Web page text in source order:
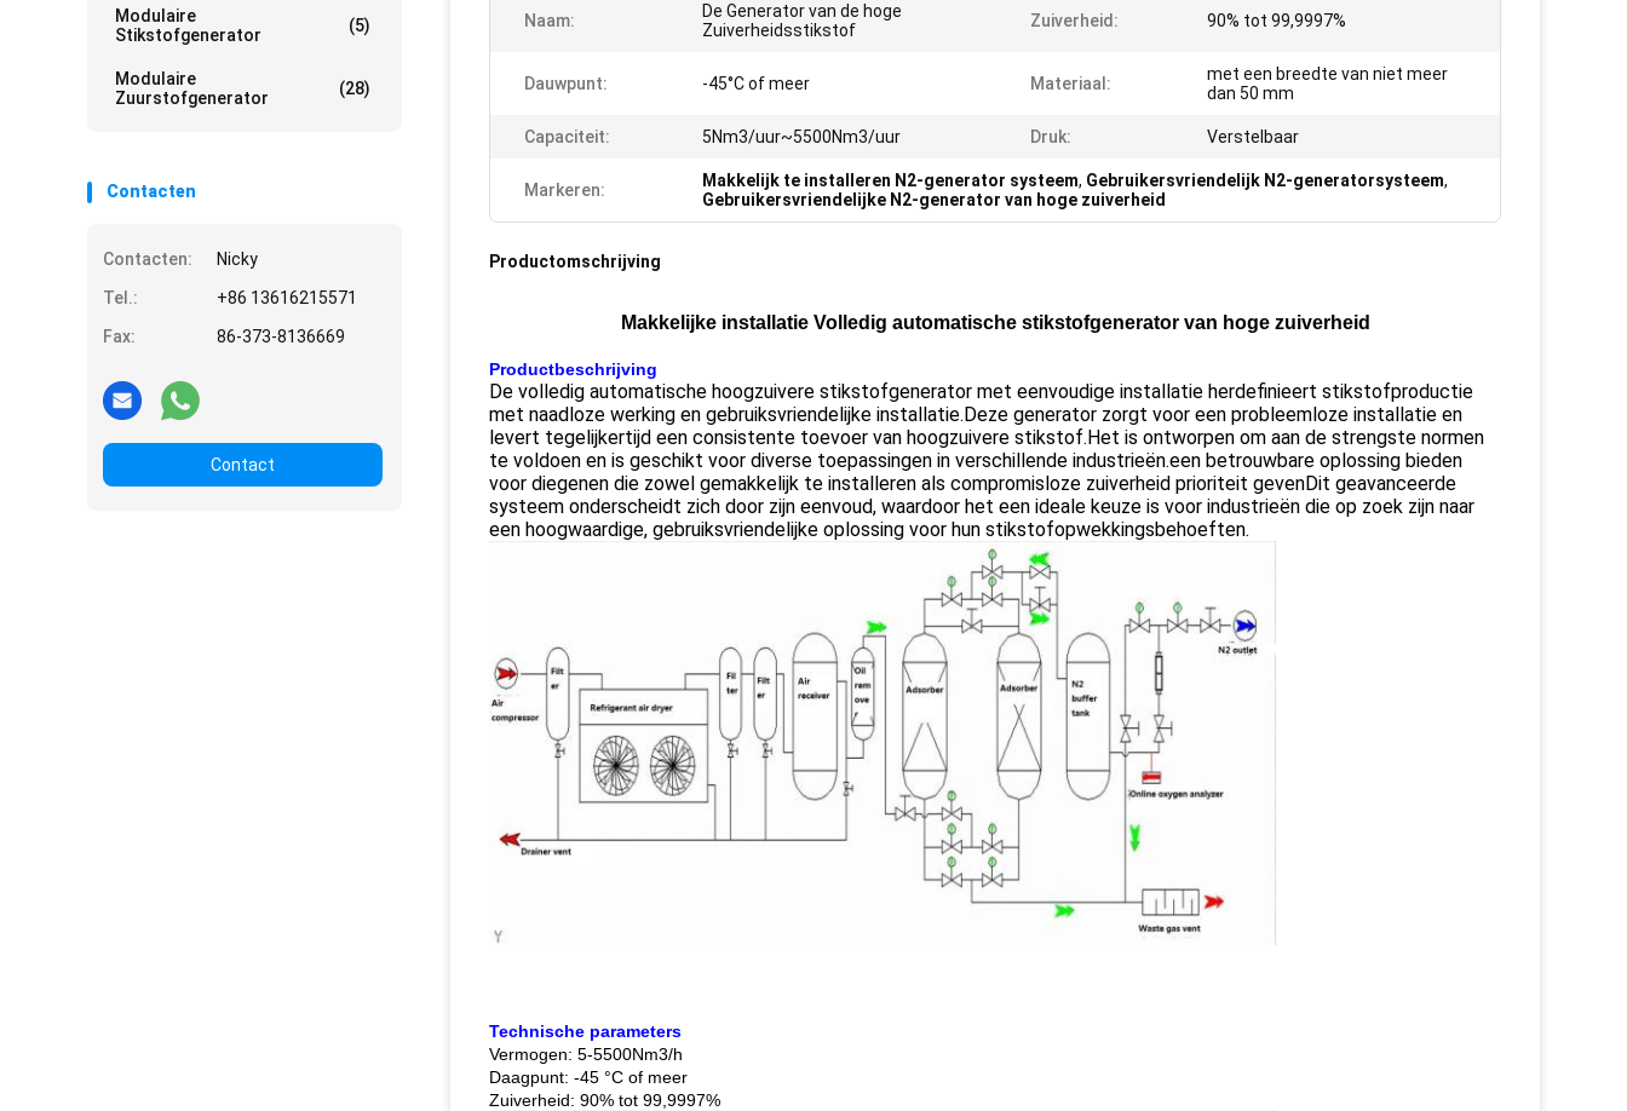
Modulaire
Stikstofgenerator
(5)
Modulaire
Zuurstofgenerator
(28)
Contacten
Contacten:
Nicky
Tel.:
+86 13616215571
Fax:
86-373-8136669
Contact
Naam:
De Generator van de hoge
Zuiverheidsstikstof
Zuiverheid: 90% tot 99,9997%
Dauwpunt: -45°C of meer Materiaal:
met een breedte van niet meer
dan 50 mm
Capaciteit: 5Nm3/uur~5500Nm3/uur Druk: Verstelbaar
Markeren: Makkelijk te installeren N2-generator systeem, Gebruikersvriendelijk N2-generatorsysteem,
Gebruikersvriendelijke N2-generator van hoge zuiverheid
Productomschrijving
Makkelijke installatie Volledig automatische stikstofgenerator van hoge zuiverheid
Productbeschrijving
De volledig automatische hoogzuivere stikstofgenerator met eenvoudige installatie herdefinieert stikstofproductie
met naadloze werking en gebruiksvriendelijke installatie.Deze generator zorgt voor een probleemloze installatie en
levert tegelijkertijd een consistente toevoer van hoogzuivere stikstof.Het is ontworpen om aan de strengste normen
te voldoen en is geschikt voor diverse toepassingen in verschillende industrieën.een betrouwbare oplossing bieden
voor diegenen die zowel gemakkelijk te installeren als compromisloze zuiverheid prioriteit gevenDit geavanceerde
systeem onderscheidt zich door zijn eenvoud, waardoor het een ideale keuze is voor industrieën die op zoek zijn naar
een hoogwaardige, gebruiksvriendelijke oplossing voor hun stikstofopwekkingsbehoeften.
Technische parameters
Vermogen: 5-5500Nm3/h
Daagpunt: -45 °C of meer
Zuiverheid: 90% tot 99,9997%